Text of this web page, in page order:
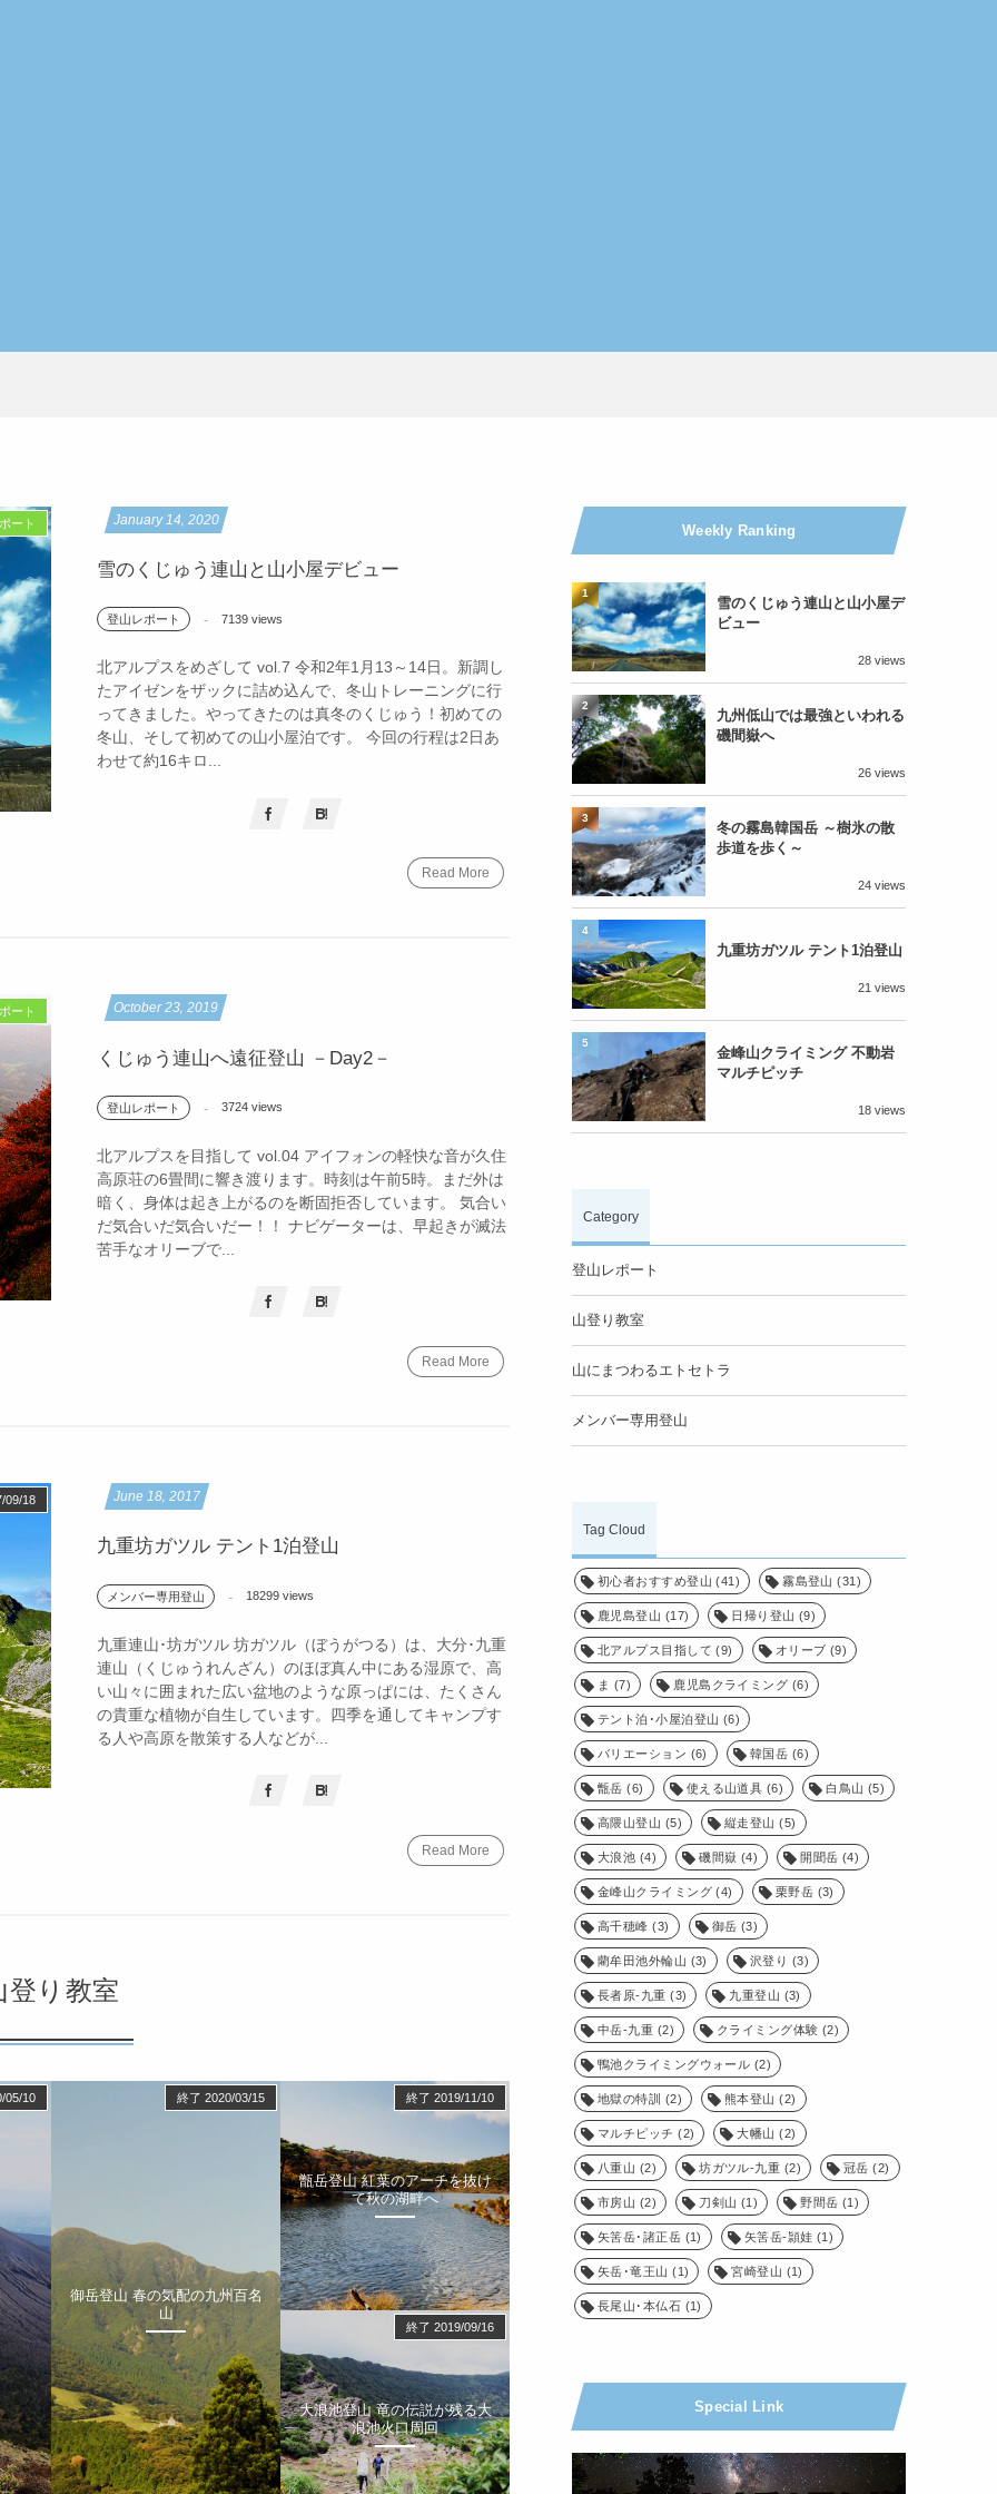
ート January 14,2020
雪のくじゅう連山と山小屋デビュー
登山レポート 7139 views
北アルプスをめざして vol.7 令和2年1月13～14日。新調し
たアイゼンをザックに詰め込んで、冬山トレーニングに行
ってきました。やってきたのは真冬のくじゅう！初めての
冬山、そして初めての山小屋泊です。 今回の行程は2日あ
わせて約16キロ...
Read More
ート October 23,2019
くじゅう連山へ遠征登山 －Day2－
登山レポート 3724 views
北アルプスを目指して vol.04 アイフォンの軽快な音が久住
高原荘の6畳間に響き渡ります。時刻は午前5時。まだ外は
暗く、身体は起き上がるのを断固拒否しています。 気合い
だ気合いだ気合いだー！！ ナビゲーターは、早起きが滅法
苦手なオリーブで...
Read More
09/18 June 18,2017
九重坊ガツル テント1泊登山
メンバー専用登山 18299 views
九重連山･坊ガツル 坊ガツル（ぼうがつる）は、大分･九重
連山（くじゅうれんざん）のほぼ真ん中にある湿原で、高
い山々に囲まれた広い盆地のような原っぱには、たくさん
の貴重な植物が自生しています。四季を通してキャンプす
る人や高原を散策する人などが...
Read More
登り教室
05/10
御岳登山 春の気配の九州百名
山
終了 2020/03/15
甑岳登山 紅葉のアーチを抜け
て秋の湖畔へ
終了 2019/11/10
大浪池登山 竜の伝説が残る大
浪池火口周回
終了 2019/09/16
Weekly Ranking
雪のくじゅう連山と山小屋デ
ビュー
28 views
1
九州低山では最強といわれる
磯間嶽へ
26 views
2
冬の霧島韓国岳 ～樹氷の散
歩道を歩く～
24 views
3
九重坊ガツル テント1泊登山
21 views
4
金峰山クライミング 不動岩
マルチピッチ
18 views
5
Category
登山レポート
山登り教室
山にまつわるエトセトラ
メンバー専用登山
Tag Cloud
初心者おすすめ登山 (41) 霧島登山 (31)
鹿児島登山 (17) 日帰り登山 (9)
北アルプス目指して (9) オリーブ (9)
ま (7) 鹿児島クライミング (6)
テント泊･小屋泊登山 (6)
バリエーション (6) 韓国岳 (6)
甑岳 (6) 使える山道具 (6) 白鳥山 (5)
高隈山登山 (5) 縦走登山 (5)
大浪池 (4) 磯間嶽 (4) 開聞岳 (4)
金峰山クライミング(4) 栗野岳 (3)
高千穂峰 (3) 御岳 (3)
藺牟田池外輪山 (3) 沢登り (3)
長者原-九重 (3) 九重登山 (3)
中岳-九重 (2) クライミング体験 (2)
鴨池クライミングウォール (2)
地獄の特訓 (2) 熊本登山 (2)
マルチピッチ (2) 大幡山 (2)
八重山 (2) 坊ガツル-九重 (2) 冠岳 (2)
市房山 (2) 刀剣山 (1) 野間岳 (1)
矢筈岳･諸正岳 (1) 矢筈岳-頴娃 (1)
矢岳･竜王山 (1) 宮崎登山 (1)
長尾山･本仏石 (1)
Special Link